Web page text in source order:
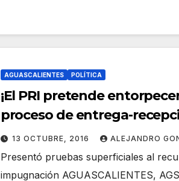
AGUASCALIENTES POLÍTICA
¡El PRI pretende
proceso de entrega-
por ende el desarrollo del
PML!
13 OCTUBRE, 2016 ALEJANDRO
Presentó pruebas superficiales al
impugnación AGUASCALIENTES,